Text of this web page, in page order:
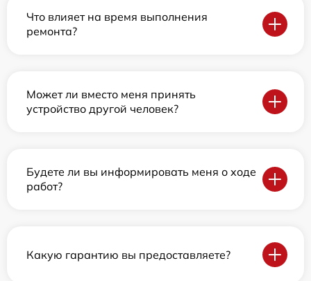
Что влияет на время выполнения
ремонта?
Может ли вместо меня принять
устройство другой человек?
Будете ли вы информировать меня о ходе
работ?
Какую гарантию вы предоставляете?